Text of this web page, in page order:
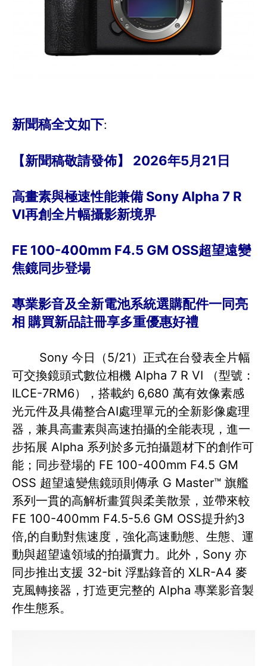
新聞稿全文如下:
【新聞稿敬請發佈】 2026年5月21日
高畫素與極速性能兼備 Sony Alpha 7 R
VI再創全片幅攝影新境界
FE 100-400mm F4.5 GM OSS超望遠變
焦鏡同步登場
專業影音及全新電池系統選購配件一同亮
相 購買新品註冊享多重優惠好禮
Sony 今日（5/21）正式在台發表全片幅
可交換鏡頭式數位相機 Alpha 7 R VI （型號：
ILCE-7RM6），搭載約 6,680 萬有效像素感
光元件及具備整合AI處理單元的全新影像處理
器，兼具高畫素與高速拍攝的全能表現，進一
步拓展 Alpha 系列於多元拍攝題材下的創作可
能；同步登場的 FE 100-400mm F4.5 GM
OSS 超望遠變焦鏡頭則傳承 G Master™ 旗艦
系列一貫的高解析畫質與柔美散景，並帶來較
FE 100-400mm F4.5-5.6 GM OSS提升約3
倍,的自動對焦速度，強化高速動態、生態、運
動與超望遠領域的拍攝實力。此外，Sony 亦
同步推出支援 32-bit 浮點錄音的 XLR-A4 麥
克風轉接器，打造更完整的 Alpha 專業影音製
作生態系。